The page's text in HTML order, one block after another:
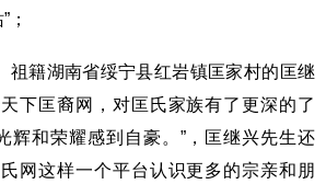
；
祖籍湖南省绥宁县红岩镇匡家村的匡继
下匡裔网，对匡氏家族有了更深的了
辉和荣耀感到自豪。”，匡继兴先生还
网这样一个平台认识更多的宗亲和朋